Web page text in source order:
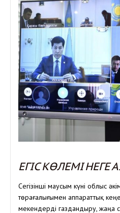
ЕГІС КӨЛЕМІ НЕГЕ
Сегізінші маусым күні облыс
төрағалығымен аппараттық
мекендерді газдандыру, жаңа